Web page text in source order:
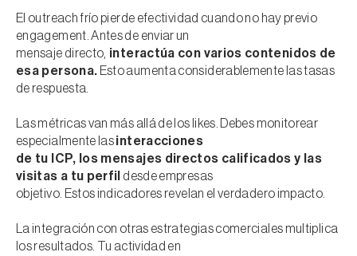
El outreach frío pierde efectividad cuando no hay previo
engagement. Antes de enviar un
mensaje directo, interactúa con varios contenidos de
esa persona. Esto aumenta considerablemente las tasas
de respuesta.
Las métricas van más allá de los likes. Debes monitorear
especialmente lasinteracciones
de tu ICP, los mensajes directos calificados y las
visitas a tu perfil desde empresas
objetivo. Estos indicadores revelan el verdadero impacto.
La integración con otras estrategias comerciales multiplica
los resultados. Tu actividad en